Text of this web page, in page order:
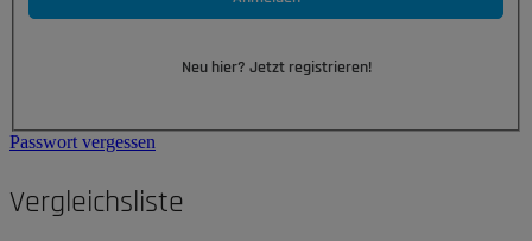
Neu hier? Jetzt registrieren!
Passwort vergessen
Vergleichsliste